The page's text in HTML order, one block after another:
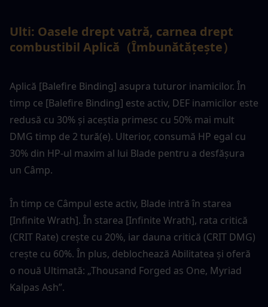
Ulti: Oasele drept vatră, carnea drept
combustibil Aplică（Îmbunătățește）
Aplică [Balefire Binding] asupra tuturor inamicilor. În
timp ce [Balefire Binding] este activ, DEF inamicilor este
redusă cu 30% și aceștia primesc cu 50% mai mult
DMG timp de 2 tură(e). Ulterior, consumă HP egal cu
30% din HP-ul maxim al lui Blade pentru a desfășura
un Câmp.
În timp ce Câmpul este activ, Blade intră în starea
[Infinite Wrath]. În starea [Infinite Wrath], rata critică
(CRIT Rate) crește cu 20%, iar dauna critică (CRIT DMG)
crește cu 60%. În plus, deblochează Abilitatea și oferă
o nouă Ultimată: „Thousand Forged as One, Myriad
Kalpas Ash”.